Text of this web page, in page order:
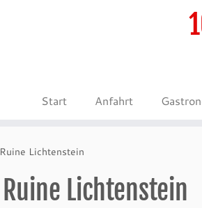
Start Anfahrt
Ruine Lichtenstein
Ruine Lichtenstein